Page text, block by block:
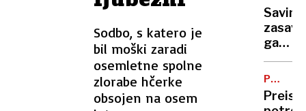
Sodbo, s katero je
bil moški zaradi
osemletne spolne
zlorabe hčerke
obsojen na osem
na
bregu
Drave
gazela
2025
je